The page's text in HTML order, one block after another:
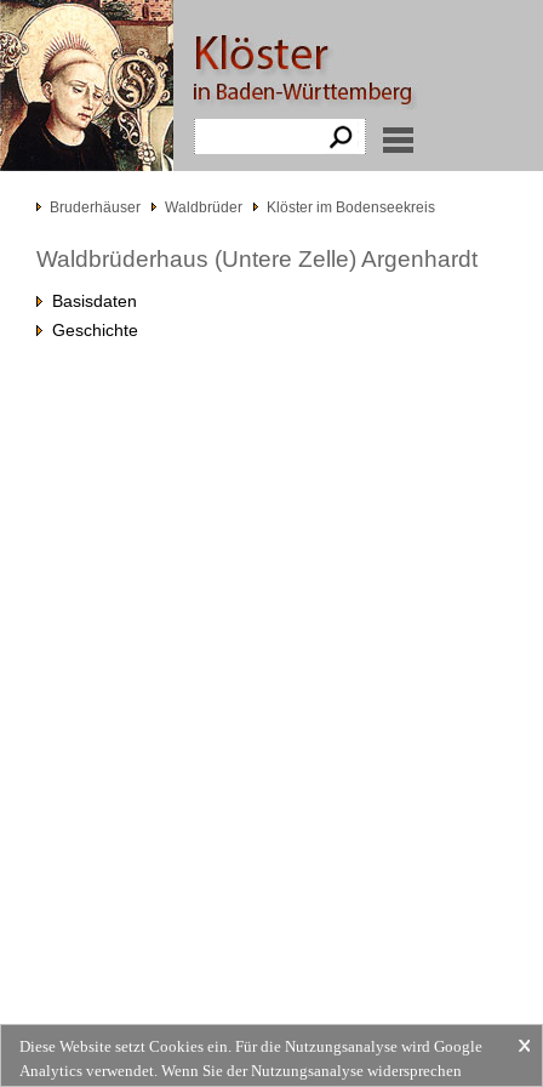
Bruderhäuser Waldbrüder Klöster im Bodenseekreis
Waldbrüderhaus (Untere Zelle) Argenhardt
Basisdaten
Geschichte
Diese Website setzt Cookies ein. Für die Nutzungsanalyse wird Google
Analytics verwendet. Wenn Sie der Nutzungsanalyse widersprechen